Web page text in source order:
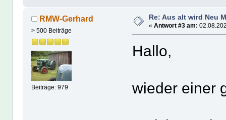
RMW-Gerhard
> 500 Beiträge
Beiträge: 979
Re: Aus alt wird Neu
« Antwort #3 am:
Hallo,
wieder einer